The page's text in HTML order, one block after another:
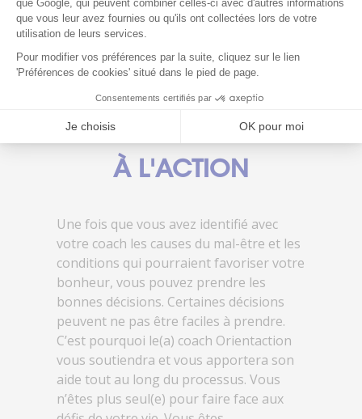
ÉTAPE 2 :
PRENDRE DES
DÉCISIONS ET PASSER
À L'ACTION
Une fois que vous avez identifié avec
votre coach les causes du mal-être et les
conditions qui pourraient favoriser votre
bonheur, vous pouvez prendre les
bonnes décisions. Certaines décisions
peuvent ne pas être faciles à prendre.
C’est pourquoi le(a) coach Orientaction
vous soutiendra et vous apportera son
aide tout au long du processus. Vous
n’êtes plus seul(e) pour faire face aux